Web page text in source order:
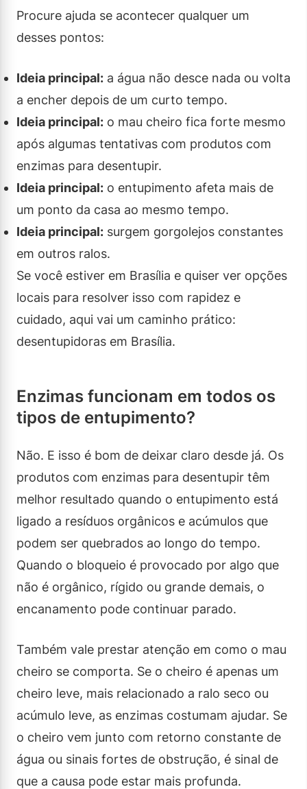
Procure ajuda se acontecer qualquer um
desses pontos:
Ideia principal: a água não desce nada ou volta
a encher depois de um curto tempo.
Ideia principal: o mau cheiro fica forte mesmo
após algumas tentativas com produtos com
enzimas para desentupir.
Ideia principal: o entupimento afeta mais de
um ponto da casa ao mesmo tempo.
Ideia principal: surgem gorgolejos constantes
em outros ralos.
Se você estiver em Brasília e quiser ver opções
locais para resolver isso com rapidez e
cuidado, aqui vai um caminho prático:
desentupidoras em Brasília.
Enzimas funcionam em todos os
tipos de entupimento?
Não. E isso é bom de deixar claro desde já. Os
produtos com enzimas para desentupir têm
melhor resultado quando o entupimento está
ligado a resíduos orgânicos e acúmulos que
podem ser quebrados ao longo do tempo.
Quando o bloqueio é provocado por algo que
não é orgânico, rígido ou grande demais, o
encanamento pode continuar parado.
Também vale prestar atenção em como o mau
cheiro se comporta. Se o cheiro é apenas um
cheiro leve, mais relacionado a ralo seco ou
acúmulo leve, as enzimas costumam ajudar. Se
o cheiro vem junto com retorno constante de
água ou sinais fortes de obstrução, é sinal de
que a causa pode estar mais profunda.